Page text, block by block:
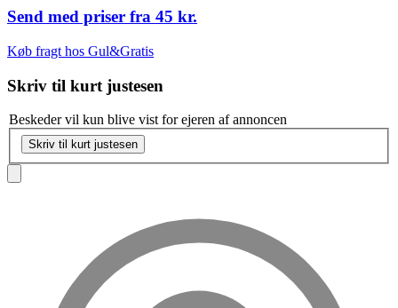
Send med priser fra 45 kr.
Køb fragt hos Gul&Gratis
Skriv til kurt justesen
Beskeder vil kun blive vist for ejeren af annoncen
Skriv til kurt justesen